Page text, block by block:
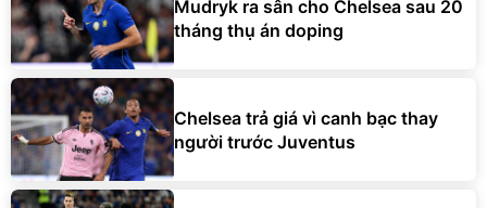
Mudryk ra sân cho Chelsea sau 20
tháng thụ án doping
Chelsea trả giá vì canh bạc thay
người trước Juventus